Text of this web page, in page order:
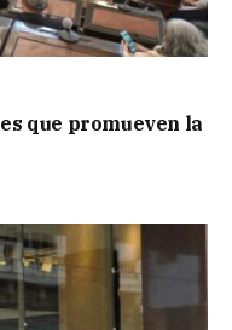
que promueven la